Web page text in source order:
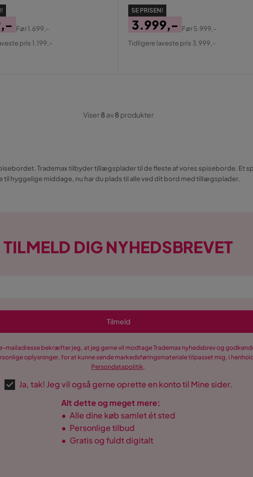
Før1.699,-
pris 1.199,-
SE PRISEN!
Pris
3.999,-
Original
Før5.999,-
Tidligere laveste pris 3.999,-
Viser8 av8 produkter
Trademax tilbyder tillægsplader til de fleste af vores spiseborde. Et
hyggelige middage, nu har du plads til alle ved dit bord med tillægsplader.
TILMELD DIG NYHEDSBREVET
Tilmeld
mailadresse bekræfter jeg, at jeg gerne vil modtage Trademax nyhedsbrev og
oplysninger, for at kunne sende markedsføringsmateriale tilpasset mig, i
Persondatapolitik.
Ja, tak! Jeg vil også gerne oprette en konto til Mine sider.
Alt dette og meget mere:
• Alle dine køb samlet ét sted
• Personlige tilbud
• Gratis og fuldt digitalt